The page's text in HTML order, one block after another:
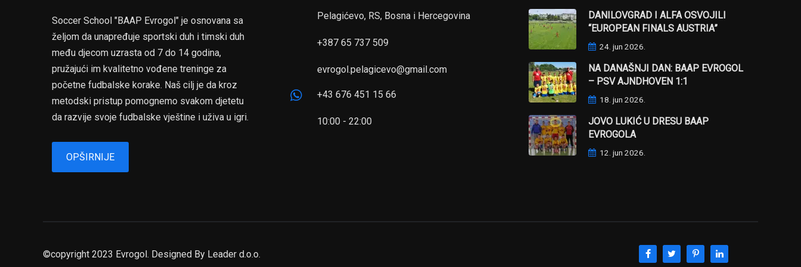
Soccer School "BAAP Evrogol" je osnovana sa
željom da unapređuje sportski duh i timski duh
među djecom uzrasta od 7 do 14 godina,
pružajući im kvalitetno vođene treninge za
početne fudbalske korake. Naš cilj je da kroz
metodski pristup pomognemo svakom djetetu
da razvije svoje fudbalske vještine i uživa u igri.
OPŠIRNIJE
Pelagićevo, RS, Bosna i Hercegovina
+387 65 737 509
evrogol.pelagicevo@gmail.com
+43 676 451 15 66
10:00 - 22:00
DANILOVGRAD I ALFA OSVOJILI
“EUROPEAN FINALS AUSTRIA”
24. jun 2026.
NA DANAŠNJI DAN: BAAP EVROGOL
– PSV AJNDHOVEN 1:1
18. jun 2026.
JOVO LUKIĆ U DRESU BAAP
EVROGOLA
12. jun 2026.
©copyright 2023 Evrogol. Designed By Leader d.o.o.